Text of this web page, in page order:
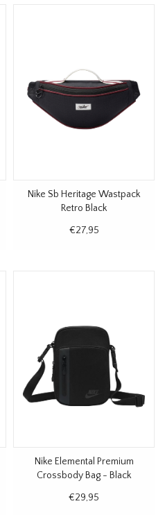
Nike Sb Heritage Wastpack
Retro Black
€27,95
Nike Elemental Premium
Crossbody Bag - Black
€29,95